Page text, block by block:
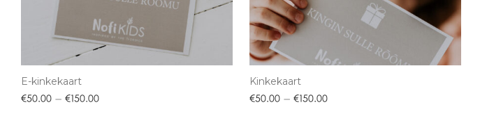
E-kinkekaart
€50.00 – €150.00Hinnavahemik: €50.00 kuni €150.00
Kinkekaart
€50.00 – €150.00Hinnavahemik: €50.00 kuni €150.00